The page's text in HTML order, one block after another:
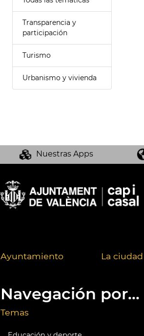
Transparencia y
participación
Turismo
Urbanismo y vivienda
Nuestras Apps
Ayuntamiento La ciudad
Navegación por...
Temas